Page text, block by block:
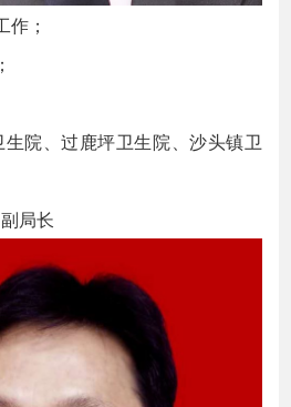
作；
院、过鹿坪卫生院、沙头镇卫
局长